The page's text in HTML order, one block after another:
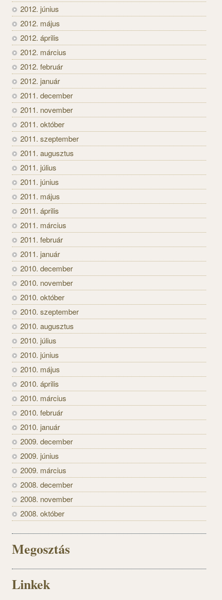
2012. június
2012. május
2012. április
2012. március
2012. február
2012. január
2011. december
2011. november
2011. október
2011. szeptember
2011. augusztus
2011. július
2011. június
2011. május
2011. április
2011. március
2011. február
2011. január
2010. december
2010. november
2010. október
2010. szeptember
2010. augusztus
2010. július
2010. június
2010. május
2010. április
2010. március
2010. február
2010. január
2009. december
2009. június
2009. március
2008. december
2008. november
2008. október
Megosztás
Linkek